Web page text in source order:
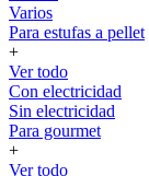
Varios
Para estufas a pellet
+
Ver todo
Con electricidad
Sin electricidad
Para gourmet
+
Ver todo